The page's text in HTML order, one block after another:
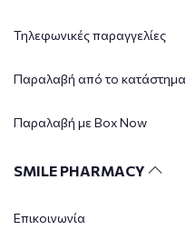
Τηλεφωνικές παραγγελίες
Παραλαβή από το κατάστημα
Παραλαβή με Box Now
SMILE PHARMACY
Επικοινωνία